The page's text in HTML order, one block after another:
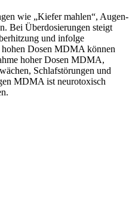
wie „Kiefer mahlen“, Augen-
Bei Überdosierungen steigt
und infolge
hohen Dosen MDMA können
hoher Dosen MDMA,
Schlafstörungen und
MDMA ist neurotoxisch